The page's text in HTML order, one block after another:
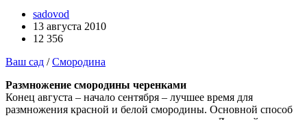
sadovod
13 августа 2010
12 356
Ваш сад /Смородина
Размножение смородины черенками
Конец августа – начало сентября – лучшее время для
размножения красной и белой смородины. Основной способ